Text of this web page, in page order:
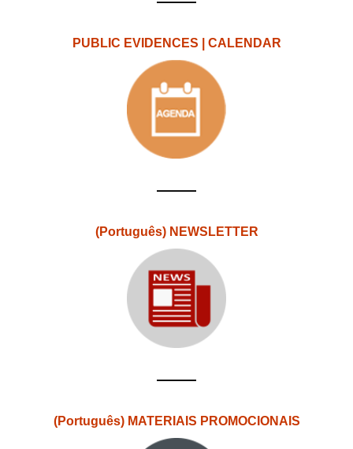
PUBLIC EVIDENCES | CALENDAR
(Português) NEWSLETTER
(Português) MATERIAIS PROMOCIONAIS